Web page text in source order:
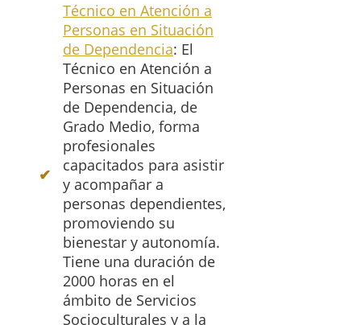
Técnico en Atención a
Personas en Situación
de Dependencia: El
Técnico en Atención a
Personas en Situación
de Dependencia, de
Grado Medio, forma
profesionales
capacitados para asistir
y acompañar a
personas dependientes,
promoviendo su
bienestar y autonomía.
Tiene una duración de
2000 horas en el
ámbito de Servicios
Socioculturales y a la